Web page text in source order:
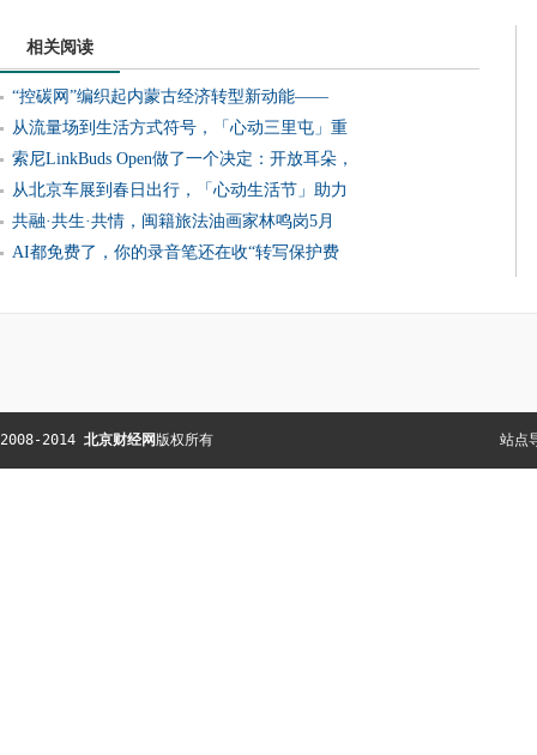
相关阅读
“控碳网”编织起内蒙古经济转型新动能——
从流量场到生活方式符号，「心动三里屯」重
索尼LinkBuds Open做了一个决定：开放耳朵，
从北京车展到春日出行，「心动生活节」助力
共融·共生·共情，闽籍旅法油画家林鸣岗5月
AI都免费了，你的录音笔还在收“转写保护费
2008-2014 北京财经网 版权所有 站点